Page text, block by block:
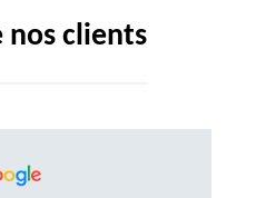
nos clients